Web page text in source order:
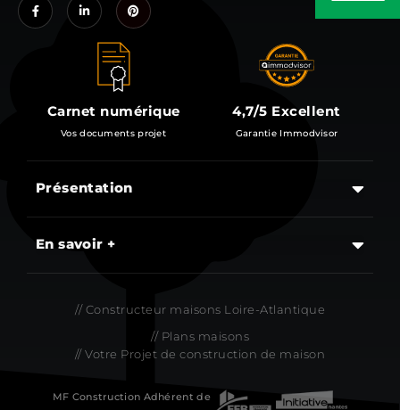
Carnet numérique
Vos documents projet
4,7/5 Excellent
Garantie Immodvisor
Présentation
En savoir +
// Constructeur maisons Loire-Atlantique
// Plans maisons
// Votre Projet de construction de maison
MF Construction Adhérent de